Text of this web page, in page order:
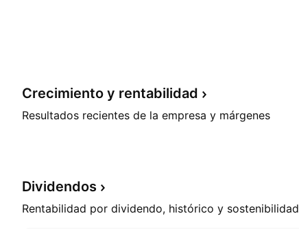
Crecimiento y rentabilidad
Resultados recientes de la empresa y márgenes
Dividendos
Rentabilidad por dividendo, histórico y sostenibilidad